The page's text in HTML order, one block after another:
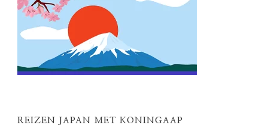
REIZEN JAPAN MET KONINGAAP